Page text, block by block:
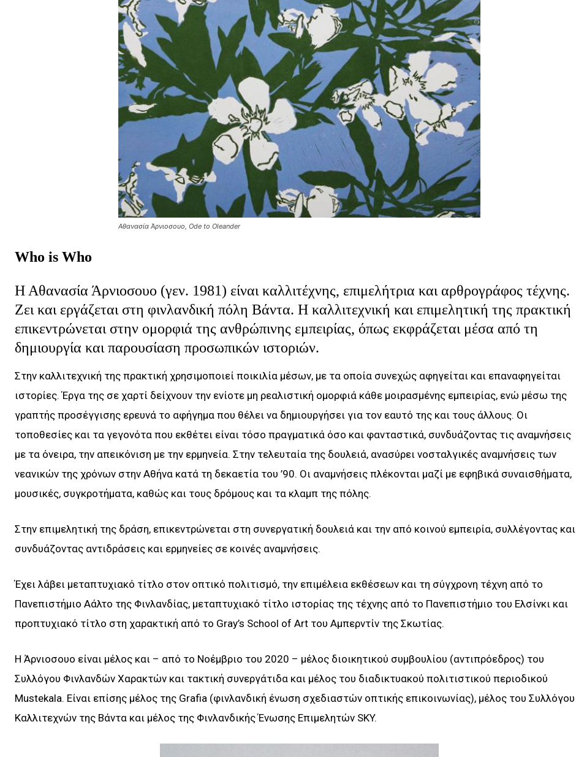
Αθανασία Άρνιοσουο, Ode to Oleander
Who is Who
ΗΑθανασία Άρνιοσουο (γεν. 1981) είναι καλλιτέχνης, επιμελήτρια και αρθρογράφος τέχνης.
Ζει και εργάζεται στη φινλανδική πόλη Βάντα. Η καλλιτεχνική και επιμελητική της πρακτική
επικεντρώνεται στην ομορφιά της ανθρώπινης εμπειρίας, όπως εκφράζεται μέσα από τη
δημιουργία και παρουσίαση προσωπικών ιστοριών.
Στην καλλιτεχνική της πρακτική χρησιμοποιεί ποικιλία μέσων, με τα οποία συνεχώς αφηγείται και επαναφηγείται
ιστορίες. Έργα της σε χαρτί δείχνουν την ενίοτε μη ρεαλιστική ομορφιά κάθε μοιρασμένης εμπειρίας, ενώ μέσω της
γραπτής προσέγγισης ερευνά το αφήγημα που θέλει να δημιουργήσει για τον εαυτό της και τους άλλους. Οι
τοποθεσίες και τα γεγονότα που εκθέτει είναι τόσο πραγματικά όσο και φανταστικά, συνδυάζοντας τις αναμνήσεις
με τα όνειρα, την απεικόνιση με την ερμηνεία. Στην τελευταία της δουλειά, ανασύρει νοσταλγικές αναμνήσεις των
νεανικών της χρόνων στην Αθήνα κατά τη δεκαετία του ’90. Οι αναμνήσεις πλέκονται μαζί με εφηβικά συναισθήματα,
μουσικές, συγκροτήματα, καθώς και τους δρόμους και τα κλαμπ της πόλης.
Στην επιμελητική της δράση, επικεντρώνεται στη συνεργατική δουλειά και την από κοινού εμπειρία, συλλέγοντας και
συνδυάζοντας αντιδράσεις και ερμηνείες σε κοινές αναμνήσεις.
Έχει λάβει μεταπτυχιακό τίτλο στον οπτικό πολιτισμό, την επιμέλεια εκθέσεων και τη σύγχρονη τέχνη από το
Πανεπιστήμιο Αάλτο της Φινλανδίας, μεταπτυχιακό τίτλο ιστορίας της τέχνης από το Πανεπιστήμιο του Ελσίνκι και
προπτυχιακό τίτλο στη χαρακτική από το Gray’s School of Art του Αμπερντίν της Σκωτίας.
Η Άρνιοσουο είναι μέλος και – από το Νοέμβριο του 2020 – μέλος διοικητικού συμβουλίου (αντιπρόεδρος) του
Συλλόγου Φινλανδών Χαρακτών και τακτική συνεργάτιδα και μέλος του διαδικτυακού πολιτιστικού περιοδικού
Mustekala. Είναι επίσης μέλος της Grafia (φινλανδική ένωση σχεδιαστών οπτικής επικοινωνίας), μέλος του Συλλόγου
Καλλιτεχνών της Βάντα και μέλος της Φινλανδικής Ένωσης Επιμελητών SKY.